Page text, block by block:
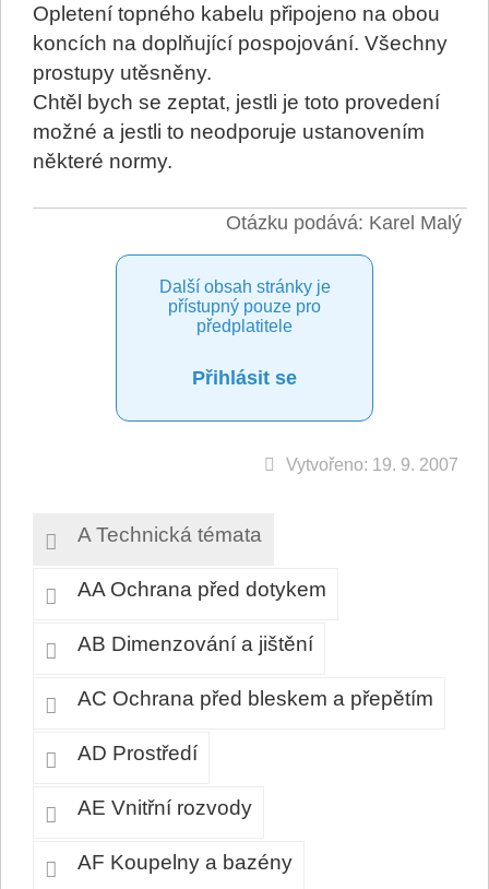
Opletení topného kabelu připojeno na obou
koncích na doplňující pospojování. Všechny
prostupy utěsněny.
Chtěl bych se zeptat, jestli je toto provedení
možné a jestli to neodporuje ustanovením
některé normy.
Otázku podává: Karel Malý
Další obsah stránky je
přístupný pouze pro
předplatitele
Přihlásit se
Vytvořeno: 19. 9. 2007
A Technická témata
AA Ochrana před dotykem
AB Dimenzování a jištění
AC Ochrana před bleskem a přepětím
AD Prostředí
AE Vnitřní rozvody
AF Koupelny a bazény